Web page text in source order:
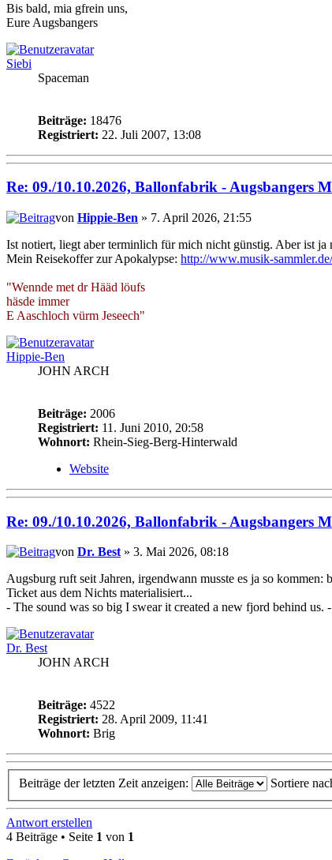
Bis bald, mia gfrein uns,
Eure Augsbangers
Siebi
Spaceman
Beiträge: 18476
Registriert: 22. Juli 2007, 13:08
Re: 09./10.10.2026, Ballonfabrik - Augsbangers
von Hippie-Ben » 7. April 2026, 21:55
Ist notiert, liegt aber terminlich für mich nicht günstig. Aber ist ja
Mein Reisekoffer zur Apokalypse: http://www.musik-
"Wennde met dr Hääd löufs
häsde immer
E Aaschloch vürm Jeseech"
Hippie-Ben
JOHN ARCH
Beiträge: 2006
Registriert: 11. Juni 2010, 20:58
Wohnort: Rhein-Sieg-Berg-Hinterwald
Website
Re: 09./10.10.2026, Ballonfabrik - Augsbangers
von Dr. Best» 3. Mai 2026, 08:18
Augsburg ruft seit Jahren, irgendwann musste es ja so
Ticket aus dem Nichts materialisiert...
- The sound was so big I swear it created a new fjord behind us. -
Dr. Best
JOHN ARCH
Beiträge: 4522
Registriert: 28. April 2009, 11:41
Wohnort: Brig
Beiträge der letzten Zeit anzeigen: Sortiere
Antwort erstellen
4 Beiträge • Seite 1 von 1